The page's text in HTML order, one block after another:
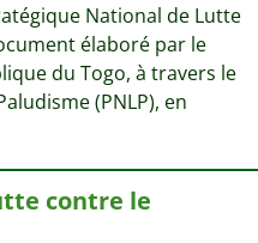
National de Lutte
élaboré par le
du Togo, à travers le
(PNLP), en
contre le